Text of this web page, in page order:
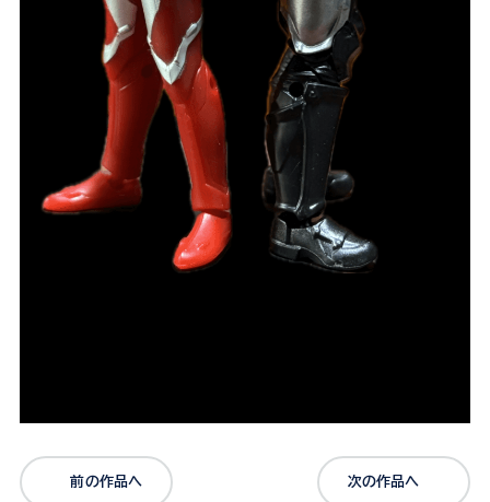
前の作品へ 次の作品へ